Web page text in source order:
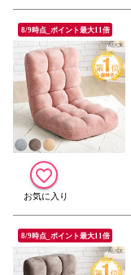
8/9時点_ポイント最大11倍
8/9時点_ポイント最大11倍